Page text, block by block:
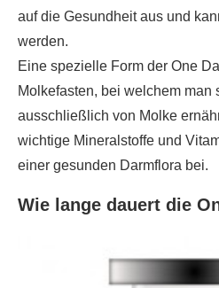
auf die Gesundheit aus und
werden.
Eine spezielle Form der One
Molkefasten, bei welchem man
ausschließlich von Molke
wichtige Mineralstoffe und
einer gesunden Darmflora bei.
Wie lange dauert die